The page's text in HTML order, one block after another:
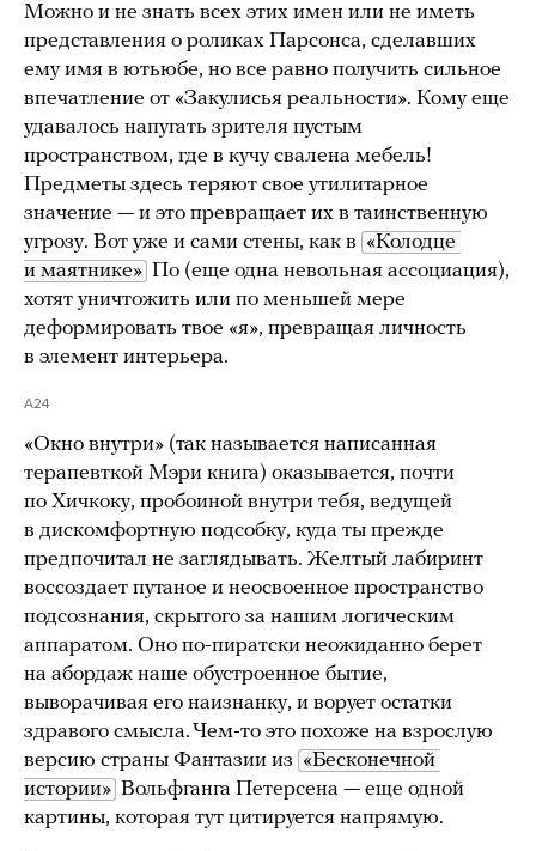
Можно и не знать всех этих имен или не иметь
представления о роликах Парсонса, сделавших
ему имя в ютьюбе, но все равно получить сильное
впечатление от «Закулисья реальности». Кому еще
удавалось напугать зрителя пустым
пространством, где в кучу свалена мебель!
Предметы здесь теряют свое утилитарное
значение — и это превращает их в таинственную
угрозу. Вот уже и сами стены, как в «Колодце
и маятнике» По (еще одна невольная ассоциация),
хотят уничтожить или по меньшей мере
деформировать твое «я», превращая личность
в элемент интерьера.
A24
«Окно внутри» (так называется написанная
терапевткой Мэри книга) оказывается, почти
по Хичкоку, пробоиной внутри тебя, ведущей
в дискомфортную подсобку, куда ты прежде
предпочитал не заглядывать. Желтый лабиринт
воссоздает путаное и неосвоенное пространство
подсознания, скрытого за нашим логическим
аппаратом. Оно по-пиратски неожиданно берет
на абордаж наше обустроенное бытие,
выворачивая его наизнанку, и ворует остатки
здравого смысла. Чем-то это похоже на взрослую
версию страны Фантазии из «Бесконечной
истории» Вольфганга Петерсена — еще одной
картины, которая тут цитируется напрямую.